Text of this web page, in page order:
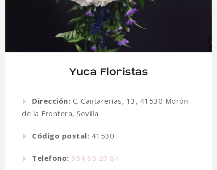
Yuca Floristas
Dirección: C. Cantarerías, 13, 41530 Morón
de la Frontera, Sevilla
Código postal: 41530
Telefono: 954 85 20 84